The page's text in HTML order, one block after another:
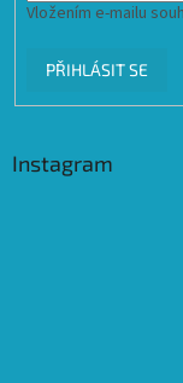
Vložením e-mailu
PŘIHLÁSIT SE
Instagram